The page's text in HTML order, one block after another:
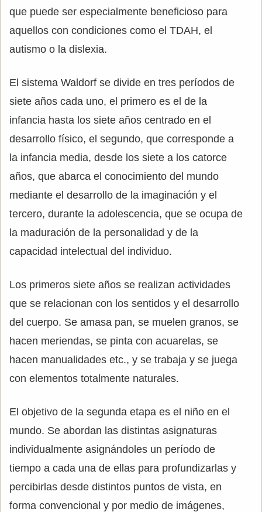
que puede ser especialmente beneficioso para
aquellos con condiciones como el TDAH, el
autismo o la dislexia.
El sistema Waldorf se divide en tres períodos de
siete años cada uno, el primero es el de la
infancia hasta los siete años centrado en el
desarrollo físico, el segundo, que corresponde a
la infancia media, desde los siete a los catorce
años, que abarca el conocimiento del mundo
mediante el desarrollo de la imaginación y el
tercero, durante la adolescencia, que se ocupa de
la maduración de la personalidad y de la
capacidad intelectual del individuo.
Los primeros siete años se realizan actividades
que se relacionan con los sentidos y el desarrollo
del cuerpo. Se amasa pan, se muelen granos, se
hacen meriendas, se pinta con acuarelas, se
hacen manualidades etc., y se trabaja y se juega
con elementos totalmente naturales.
El objetivo de la segunda etapa es el niño en el
mundo. Se abordan las distintas asignaturas
individualmente asignándoles un período de
tiempo a cada una de ellas para profundizarlas y
percibirlas desde distintos puntos de vista, en
forma convencional y por medio de imágenes,